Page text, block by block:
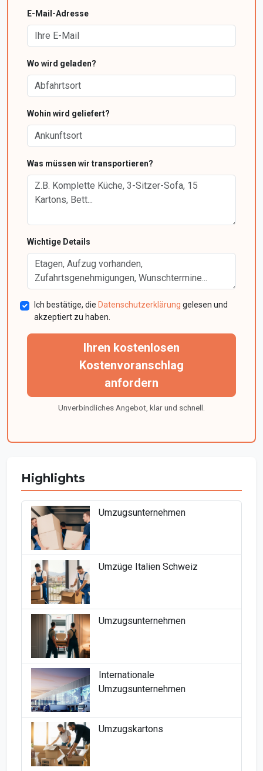
E-Mail-Adresse
Wo wird geladen?
Wohin wird geliefert?
Was müssen wir transportieren?
Wichtige Details
Ich bestätige, die Datenschutzerklärung gelesen und
akzeptiert zu haben.
Ihren kostenlosen
Kostenvoranschlag
anfordern
Unverbindliches Angebot, klar und schnell.
Highlights
Umzugsunternehmen
Umzüge Italien Schweiz
Umzugsunternehmen
Internationale
Umzugsunternehmen
Umzugskartons